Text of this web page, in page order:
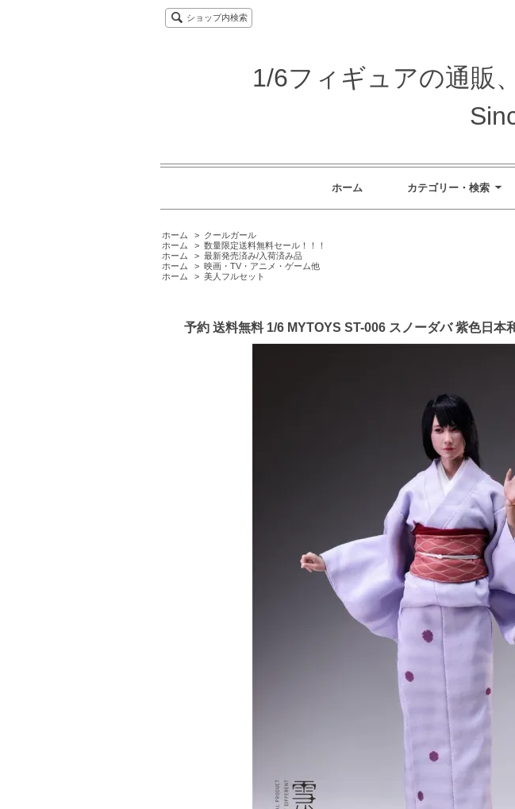
ショップ内検索
1/6フィギュアの通販
ホーム カテゴリー・検索
ホーム > クールガール
ホーム
> 数量限定送料無料セール！！！
ホーム
> 最新発売済み/入荷済み品
ホーム
> 映画・TV・アニメ・ゲーム他
ホーム
> 美人フルセット
予約 送料無料 1/6 MYTOYS ST-006 スノーダバ 紫色日本